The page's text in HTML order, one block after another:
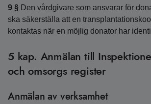
9 § Den vårdgivare som ansvarar för
ska säkerställa att en
kontaktas när en möjlig donator har
5 kap. Anmälan till
och omsorgs register
Anmälan av verksamhet